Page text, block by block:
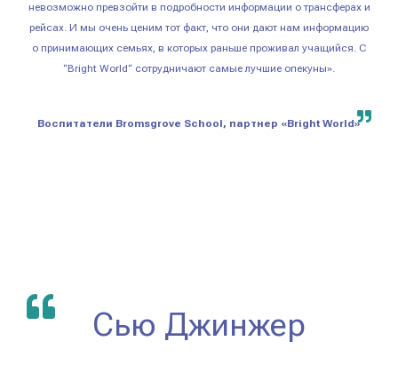
невозможно превзойти в подробности информации о трансферах и
рейсах. И мы очень ценим тот факт, что они дают нам информацию
о принимающих семьях, в которых раньше проживал учащийся. С
“Bright World“ сотрудничают самые лучшие опекуны».
Воспитатели Bromsgrove School, партнер «Bright World»
Сью Джинжер